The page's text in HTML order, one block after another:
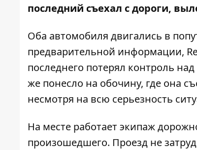
последний съехал с дороги,
Оба автомобиля двигались в
предварительной информации,
последнего потерял контроль
же понесло на обочину, где она
несмотря на всю серьезность
На месте работает экипаж
произошедшего. Проезд не